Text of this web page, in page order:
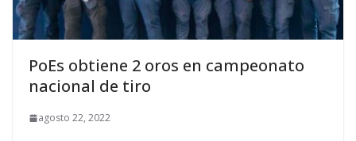
PoEs obtiene 2 oros en campeonato
nacional de tiro
agosto 22, 2022